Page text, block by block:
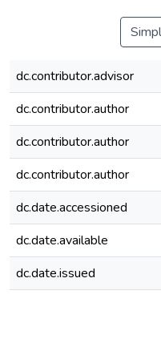
dc.contributor.advisor
dc.contributor.author
dc.contributor.author
dc.contributor.author
dc.date.accessioned
dc.date.available
dc.date.issued